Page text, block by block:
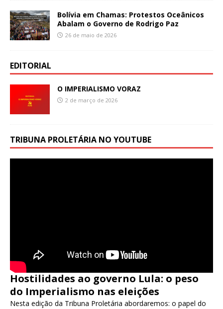
Bolívia em Chamas: Protestos Oceânicos
Abalam o Governo de Rodrigo Paz
26 de maio de 2026
EDITORIAL
O IMPERIALISMO VORAZ
2 de março de 2026
TRIBUNA PROLETÁRIA NO YOUTUBE
Hostilidades ao governo Lula: o peso
do Imperialismo nas eleições
Nesta edição da Tribuna Proletária abordaremos: o papel do